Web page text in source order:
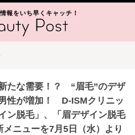
報をいち早くキャッチ！
たな需要！？ “眉毛”のデザ
性が増加！ D-ISMクリニッ
ン脱毛」、「眉デザイン脱毛
ニューを7月5日（水）より